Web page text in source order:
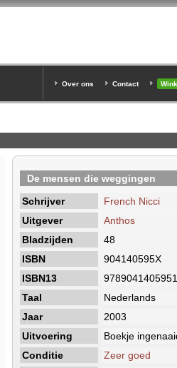
Over ons
Contact
De mensen die weggingen
Schrijver
French Nicci
Uitgever
Anthos
Bladzijden
48
ISBN
904140595X
ISBN13
9789041405951
Taal
Nederlands
Jaar
2003
Uitvoering
Boekje
Conditie
Zeer goed